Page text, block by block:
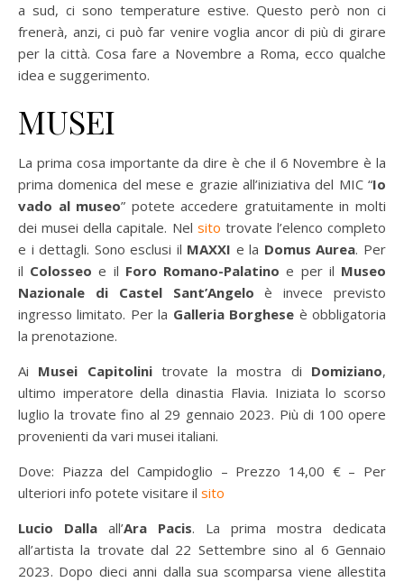
a sud, ci sono temperature estive. Questo però non ci
frenerà, anzi, ci può far venire voglia ancor di più di girare
per la città. Cosa fare a Novembre a Roma, ecco qualche
idea e suggerimento.
MUSEI
La prima cosa importante da dire è che il 6 Novembre è la
prima domenica del mese e grazie all’iniziativa del MIC “Io
vado al museo” potete accedere gratuitamente in molti
dei musei della capitale. Nel sito trovate l’elenco completo
e i dettagli. Sono esclusi il MAXXI e la Domus Aurea. Per
il Colosseo e il Foro Romano-Palatino e per il Museo
Nazionale di Castel Sant’Angelo è invece previsto
ingresso limitato. Per la Galleria Borghese è obbligatoria
la prenotazione.
Ai Musei Capitolinitrovate la mostra di Domiziano,
ultimo imperatore della dinastia Flavia. Iniziata lo scorso
luglio la trovate fino al 29 gennaio 2023. Più di 100 opere
provenienti da vari musei italiani.
Dove: Piazza del Campidoglio – Prezzo 14,00 € – Per
ulteriori info potete visitare il sito
Lucio Dalla all’Ara Pacis. La prima mostra dedicata
all’artista la trovate dal 22 Settembre sino al 6 Gennaio
2023. Dopo dieci anni dalla sua scomparsa viene allestita